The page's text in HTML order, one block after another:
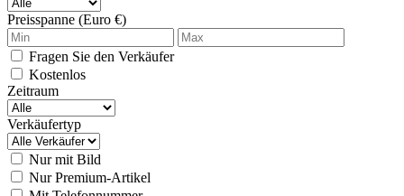
Preisspanne (Euro €)
Fragen Sie den Verkäufer
Kostenlos
Zeitraum
Verkäufertyp
Nur mit Bild
Nur Premium-Artikel